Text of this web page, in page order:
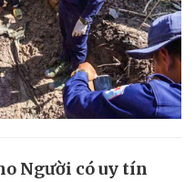
Người có uy tín